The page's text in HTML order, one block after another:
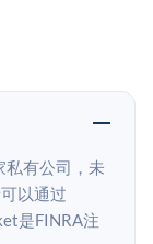
有公司，未
以通过
是FINRA注